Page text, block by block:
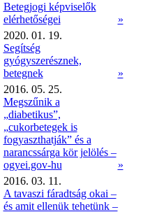
Betegjogi képviselők
elérhetőségei
»
2020. 01. 19.
Segítség
gyógyszerésznek,
betegnek
»
2016. 05. 25.
Megszűnik a
„diabetikus”,
„cukorbetegek is
fogyaszthatják” és a
narancssárga kör jelölés –
ogyei.gov-hu
»
2016. 03. 11.
A tavaszi fáradtság okai –
és amit ellenük tehetünk –